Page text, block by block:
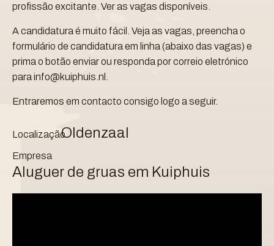
profissão excitante. Ver as vagas disponíveis.
A candidatura é muito fácil. Veja as vagas, preencha o
formulário de candidatura em linha (abaixo das vagas) e
prima o botão enviar ou responda por correio eletrónico
para info@kuiphuis.nl.
Entraremos em contacto consigo logo a seguir.
LocalizaçãoOldenzaal
Empresa
Aluguer de gruas em Kuiphuis